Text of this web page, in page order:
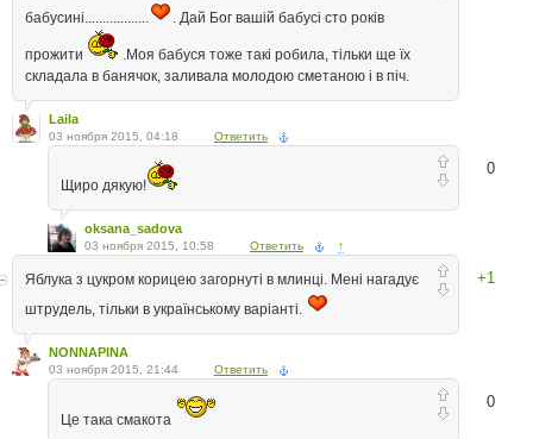
бабусині..................
. Дай Бог вашій бабусі сто років
прожити
.Моя бабуся тоже такі робила, тільки ще їх
складала в банячок, заливала молодою сметаною і в піч.
Laila
03 ноября 2015, 04:18 Ответить
0
Щиро дякую!
oksana_sadova
03 ноября 2015, 10:58 Ответить ↑
+1
Яблука з цукром корицею загорнуті в млинці. Мені нагадує
штрудель, тільки в українському варіанті.
NONNAPINA
03 ноября 2015, 21:44 Ответить
0
Це така смакота